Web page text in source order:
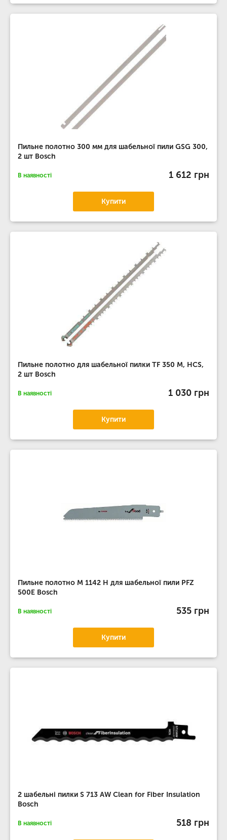
Пильне полотно 300 мм для шабельної пили GSG 300,
2 шт Bosch
В наявності 1 612 грн
Купити
Пильне полотно для шабельної пилки TF 350 M, HCS,
2 шт Bosch
В наявності 1 030 грн
Купити
Пильне полотно M 1142 H для шабельної пили PFZ
500E Bosch
В наявності 535 грн
Купити
2 шабельні пилки S 713 AW Clean for Fiber Insulation
Bosch
В наявності 518 грн